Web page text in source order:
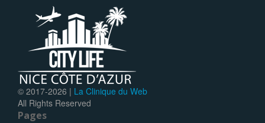
© 2017-2026 | La Clinique du Web
All Rights Reserved
Pages